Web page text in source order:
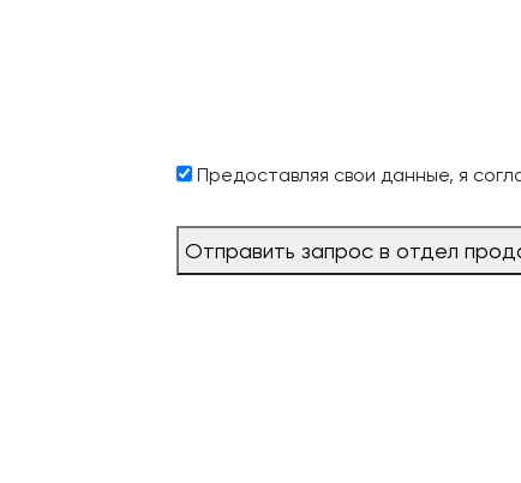
Предоставляя свои данные, я
Отправить запрос в отдел